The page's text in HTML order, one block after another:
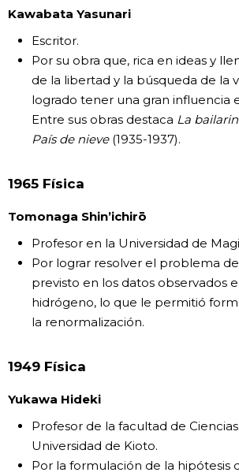
Kawabata Yasunari
Escritor.
Por su obra que, rica en ideas y
de la libertad y la búsqueda de la
logrado tener una gran influencia
Entre sus obras destaca La
País de nieve(1935-1937).
1965 Física
Tomonaga Shin’ichirō
Profesor en la Universidad de
Por lograr resolver el problema
previsto en los datos observados
hidrógeno, lo que le permitió
la renormalización.
1949 Física
Yukawa Hideki
Profesor de la facultad de
Universidad de Kioto.
Por la formulación de la hipótesis